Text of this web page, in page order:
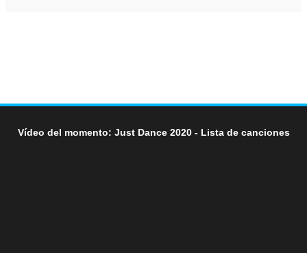
Vídeo del momento: Just Dance 2020 - Lista de canciones